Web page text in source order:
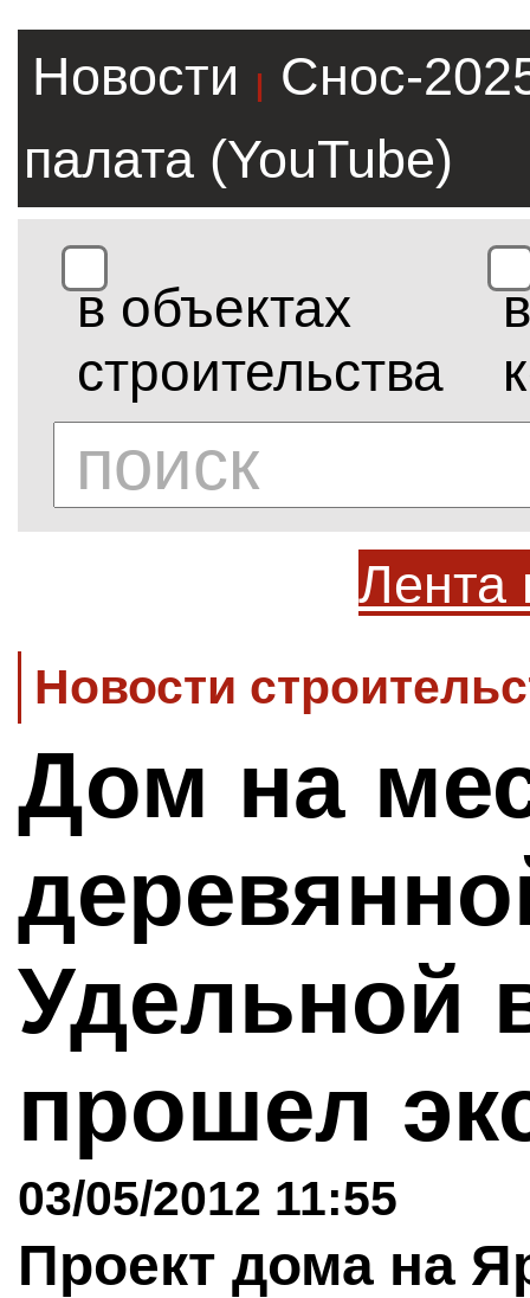
Новости |
Снос-
палата (YouTube)
в объектах
строительства
в
Лента
Новости
Дом на
Удельной
прошел
03/05/2012 11:55
Проект дома на